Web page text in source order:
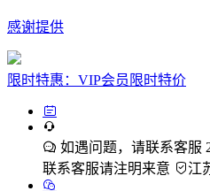
感谢提供
限时特惠：VIP会员限时特价
如遇问题，请联系客服
联系客服请注明来意
江